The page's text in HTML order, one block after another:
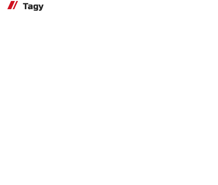
Tagy